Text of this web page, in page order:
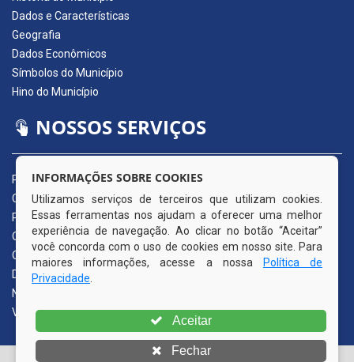
Dados e Características
Geografia
Dados Econômicos
Símbolos do Município
Hino do Município
NOSSOS SERVIÇOS
Portal da Transparência
Carta de Serviços ao Usuário
Pedido de Acesso à Informação (e-SIC)
Ouvidoria Municipal
Quadro de Avisos
Diário Oficial da AMUPE
Nota Fiscal Eletrônica
Validador Nota Fiscal
INFORMAÇÕES SOBRE COOKIES
Utilizamos serviços de terceiros que utilizam cookies.
Essas ferramentas nos ajudam a oferecer uma melhor
experiência de navegação. Ao clicar no botão “Aceitar”
você concorda com o uso de cookies em nosso site. Para
maiores informações, acesse a nossa
Política de
Privacidade
Aceitar
Fechar